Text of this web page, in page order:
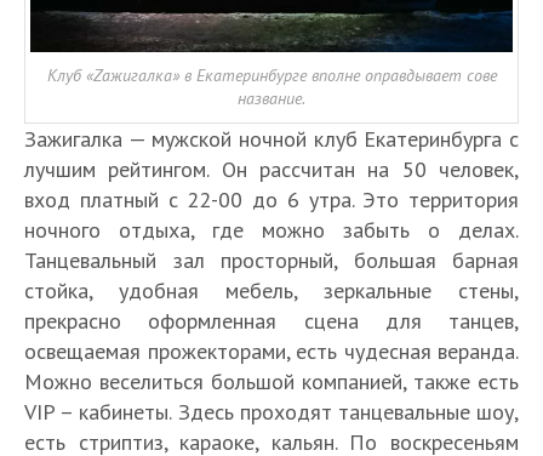
Клуб «Zажигалка» в Екатеринбурге вполне оправдывает сове
название.
Зажигалка — мужской ночной клуб Екатеринбурга с
лучшим рейтингом. Он рассчитан на 50 человек,
вход платный с 22-00 до 6 утра. Это территория
ночного отдыха, где можно забыть о делах.
Танцевальный зал просторный, большая барная
стойка, удобная мебель, зеркальные стены,
прекрасно оформленная сцена для танцев,
освещаемая прожекторами, есть чудесная веранда.
Можно веселиться большой компанией, также есть
VIP – кабинеты. Здесь проходят танцевальные шоу,
есть стриптиз, караоке, кальян. По воскресеньям